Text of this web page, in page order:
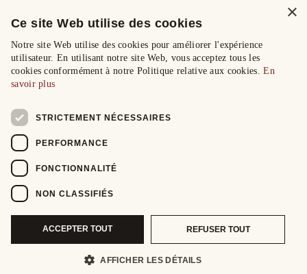
×
Ce site Web utilise des cookies
Notre site Web utilise des cookies pour améliorer l'expérience
utilisateur. En utilisant notre site Web, vous acceptez tous les
cookies conformément à notre Politique relative aux cookies.En
savoir plus
STRICTEMENT NÉCESSAIRES
PERFORMANCE
FONCTIONNALITÉ
NON CLASSIFIÉS
ACCEPTER TOUT REFUSER TOUT
AFFICHER LES DÉTAILS